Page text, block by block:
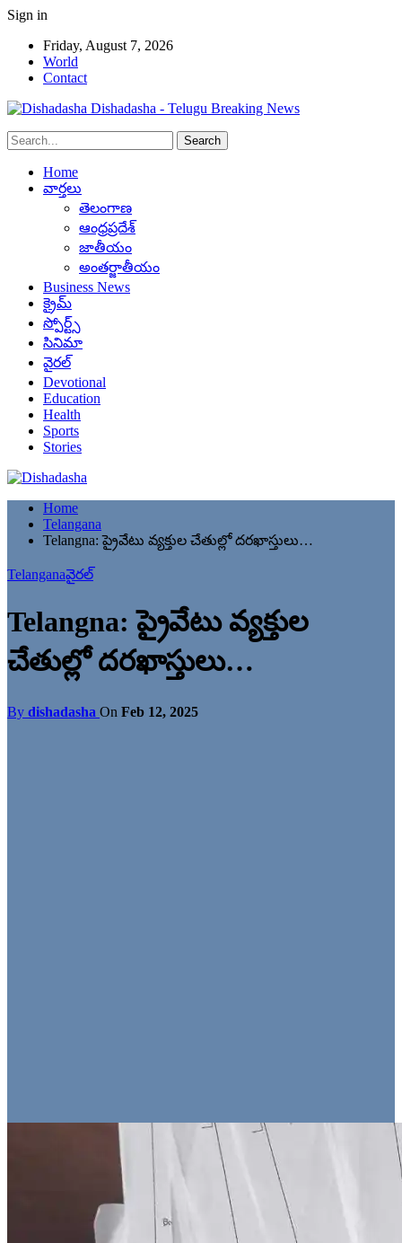
Sign in
Friday, August 7, 2026
World
Contact
Dishadasha - Telugu Breaking News
Home
వార్తలు
తెలంగాణ
ఆంధ్రప్రదేశ్
జాతీయం
అంతర్జాతీయం
Business News
క్రైమ్
స్పోర్ట్స్
సినిమా
వైరల్
Devotional
Education
Health
Sports
Stories
Home
Telangana
Telangna: ప్రైవేటు వ్యక్తుల చేతుల్లో దరఖాస్తులు…
Telanganaవైరల్
Telangna: ప్రైవేటు వ్యక్తుల
చేతుల్లో దరఖాస్తులు…
By dishadasha On Feb 12, 2025